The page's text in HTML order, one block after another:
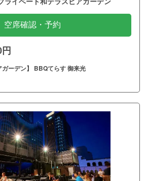
空席確認・予約
ガーデン】 BBQてらす 御来光